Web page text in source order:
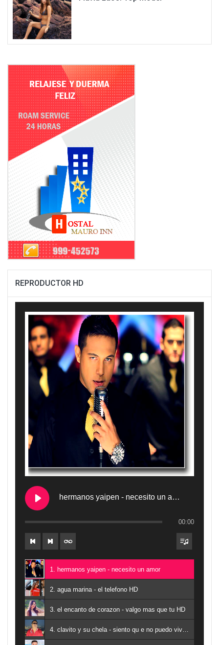
REPRODUCTOR HD
hermanos yaipen - necesito un amor
00:00
1. hermanos yaipen - necesito un amor
2. agua marina - el telefono HD
3. el encanto de corazon - valgo mas que tu HD